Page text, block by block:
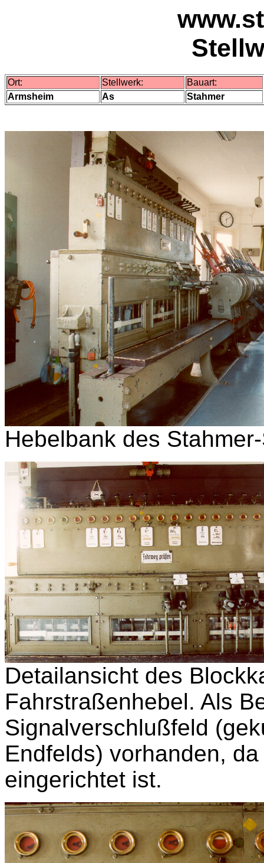
Ort: Stellwerk:
Bauart:
Armsheim
As Stahmer
Hebelbank des
Detailansicht des
Fahrstraßenhebel. Als
Signalverschlußfeld
Endfelds) vorhanden,
eingerichtet ist.